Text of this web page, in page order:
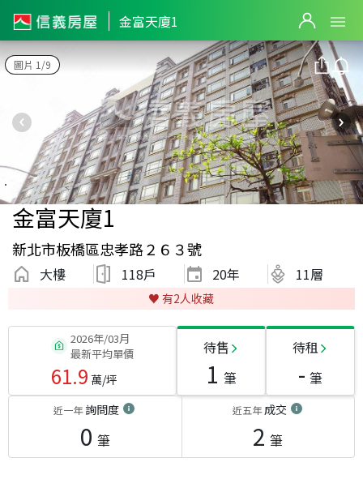
金富天廈1
圖片 1/9
金富天廈1
新北市板橋區忠孝路２６３號
大樓 118戶 20年 11層
♥️ 有2人收藏
2026年/03月
最新平均單價
61.9 萬/坪
待售
1 筆
待租
- 筆
近一年詢問度
0 筆
近五年成交
2 筆